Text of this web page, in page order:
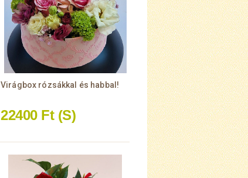
Virágbox rózsákkal és habbal!
22400 Ft (S)